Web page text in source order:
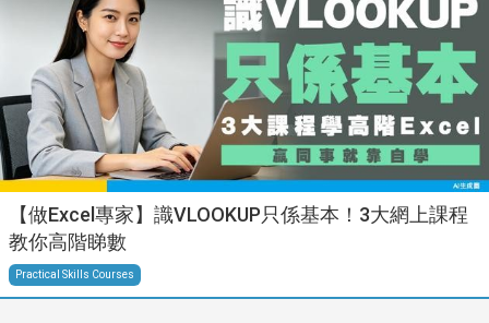
【做Excel專家】識VLOOKUP只係基本！3大網上課程
教你高階睇數
Practical Skills Courses